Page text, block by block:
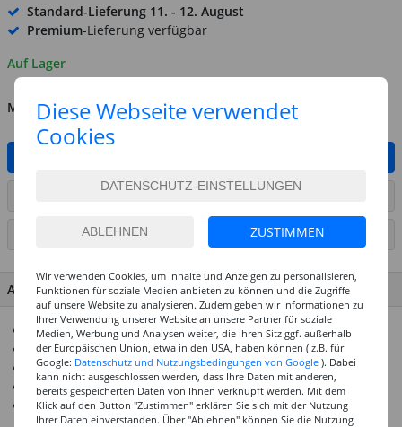
Standard-Lieferung 11. - 12. August
Premium-Lieferung verfügbar
Auf Lager
MENGE
SEITE DRUCKEN
ARTIKEL MERKMALE & DETAILS
Dekorative 3D Farbperlen
Größe selbst bestimmen
Trocknungszeit: 60 Minuten
Waschbeständig, linksseitig bis 30 °C
Universell anwendbar
Diese Webseite verwendet
Cookies
ZUSTIMMEN
Wir verwenden Cookies, um Inhalte und Anzeigen zu personalisieren,
Funktionen für soziale Medien anbieten zu können und die Zugriffe
auf unsere Website zu analysieren. Zudem geben wir Informationen zu
Ihrer Verwendung unserer Website an unsere Partner für soziale
Medien, Werbung und Analysen weiter, die ihren Sitz ggf. außerhalb
der Europäischen Union, etwa in den USA, haben können ( z.B. für
Google: Datenschutz und Nutzungsbedingungen von Google ). Dabei
kann nicht ausgeschlossen werden, dass Ihre Daten mit anderen,
bereits gespeicherten Daten von Ihnen verknüpft werden. Mit dem
Klick auf den Button "Zustimmen" erklären Sie sich mit der Nutzung
Ihrer Daten einverstanden. Über "Ablehnen" können Sie die Nutzung